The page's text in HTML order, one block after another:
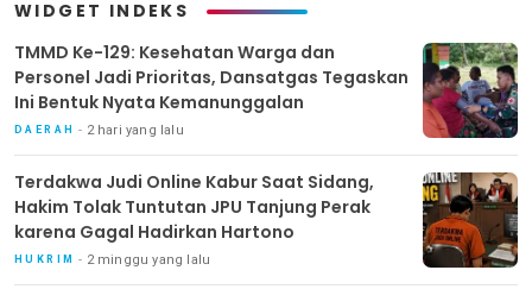
WIDGET INDEKS
TMMD Ke-129: Kesehatan Warga dan
Personel Jadi Prioritas, Dansatgas Tegaskan
Ini Bentuk Nyata Kemanunggalan
DAERAH 2 hari yang lalu
Terdakwa Judi Online Kabur Saat Sidang,
Hakim Tolak Tuntutan JPU Tanjung Perak
karena Gagal Hadirkan Hartono
HUKRIM 2 minggu yang lalu